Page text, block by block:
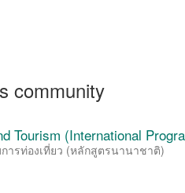
community
Tourism (International
ารท่องเที่ยว (หลักสูตรนานาชาติ)